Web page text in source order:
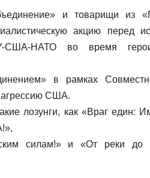
и товарищи из
акцию перед
НАТО во время
в рамках
агрессию США.
лозунги, как «Враг един:
силам!» и «От реки до